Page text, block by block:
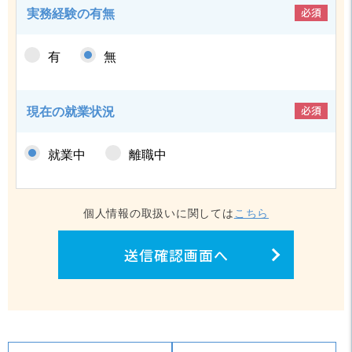
実務経験の有無 必須
有 無
現在の就業状況 必須
就業中 離職中
個人情報の取扱いに関しては こちら
送信確認画面へ